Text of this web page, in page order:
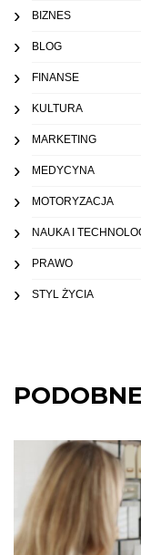
BIZNES
BLOG
FINANSE
KULTURA
MARKETING
MEDYCYNA
MOTORYZACJA
NAUKA I
PRAWO
STYL ŻYCIA